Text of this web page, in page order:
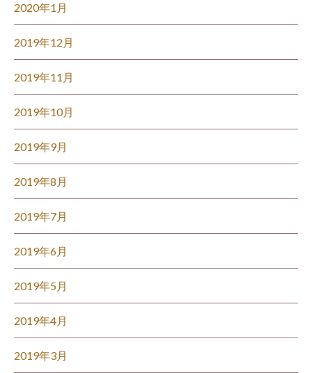
2020年1月
2019年12月
2019年11月
2019年10月
2019年9月
2019年8月
2019年7月
2019年6月
2019年5月
2019年4月
2019年3月